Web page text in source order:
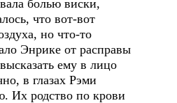
болью виски,
что вот-вот
но что-то
Энрике от расправы
ему в лицо
в глазах Рэми
Их родство по крови